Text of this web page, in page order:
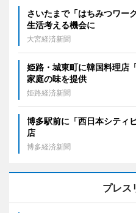
さいたまで「はちみつワー
生活考える機会に
大宮経済新聞
姫路・城東町に韓国料理
家庭の味を提供
姫路経済新聞
博多駅前に「西日本シティ
店
博多経済新聞
プレス